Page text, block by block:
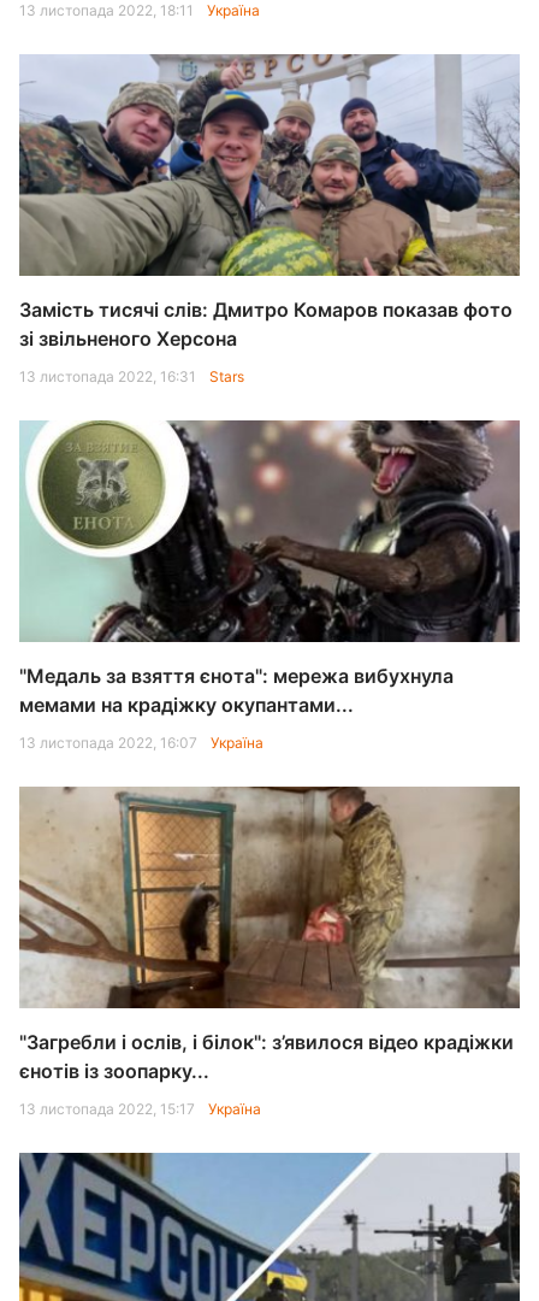
13 листопада 2022, 18:11 Україна
Замість тисячі слів: Дмитро Комаров показав фото
зі звільненого Херсона
13 листопада 2022, 16:31 Stars
"Медаль за взяття єнота": мережа вибухнула
мемами на крадіжку окупантами...
13 листопада 2022, 16:07 Україна
"Загребли і ослів, і білок": з’явилося відео крадіжки
єнотів із зоопарку...
13 листопада 2022, 15:17 Україна